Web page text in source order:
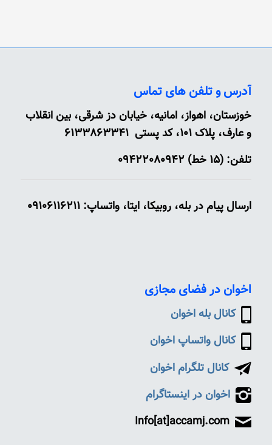
آدرس و تلفن های تماس
خوزستان، اهواز، امانیه، خیابان دز شرقی، بین انقلاب
و عارف، پلاک 101، کد پستی 6133863341
تلفن: (15 خط) 09422080942
ارسال پیام در بله، روبیکا، ایتا، واتساپ: 09106116211
اخوان در فضای مجازی
کانال بله اخوان
کانال واتساپ اخوان
کانال تلگرام اخوان
اخوان در اینستاگرام
Info[at]accamj.com